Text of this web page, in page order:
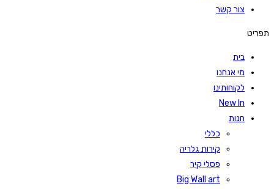
צור קשר
תפריט
בית
מי אנחנו
לקוחותינו
New In
חנות
כללי
קירות גלריה
פסלי קיר
Big Wall art